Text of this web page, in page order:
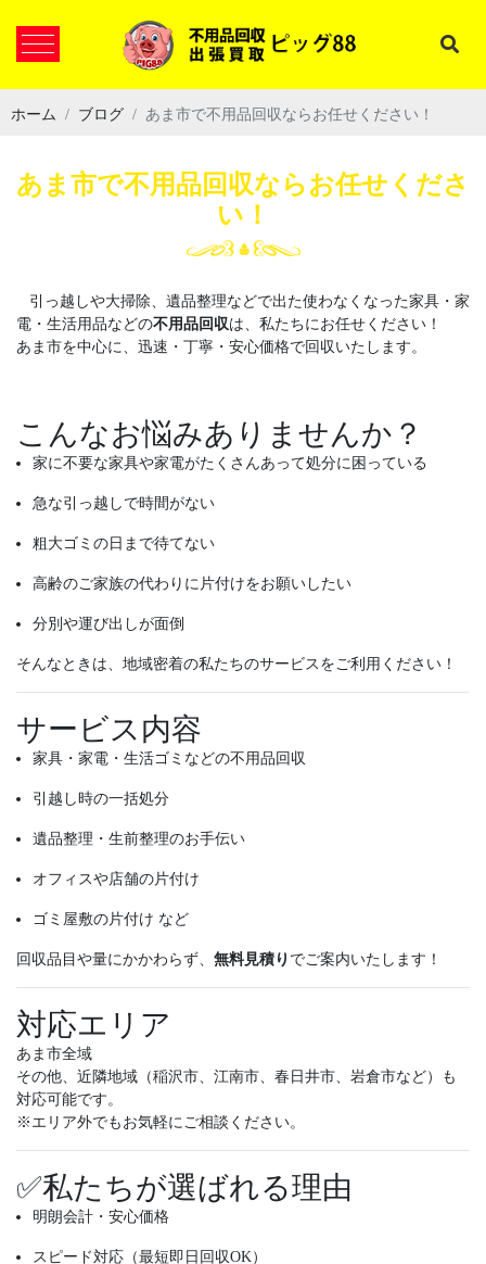
ホーム ブログ あま市で不用品回収ならお任せください！
あま市で不用品回収ならお任せくださ
い！
引っ越しや大掃除、遺品整理などで出た使わなくなった家具・家
電・生活用品などの不用品回収は、私たちにお任せください！
あま市を中心に、迅速・丁寧・安心価格で回収いたします。
こんなお悩みありませんか？
家に不要な家具や家電がたくさんあって処分に困っている
急な引っ越しで時間がない
粗大ゴミの日まで待てない
高齢のご家族の代わりに片付けをお願いしたい
分別や運び出しが面倒
そんなときは、地域密着の私たちのサービスをご利用ください！
サービス内容
家具・家電・生活ゴミなどの不用品回収
引越し時の一括処分
遺品整理・生前整理のお手伝い
オフィスや店舗の片付け
ゴミ屋敷の片付け など
回収品目や量にかかわらず、 無料見積り でご案内いたします！
対応エリア
あま市全域
その他、近隣地域（稲沢市、江南市、春日井市、岩倉市など）も
対応可能です。
※エリア外でもお気軽にご相談ください。
✅私たちが選ばれる理由
明朗会計・安心価格
スピード対応（最短即日回収OK）